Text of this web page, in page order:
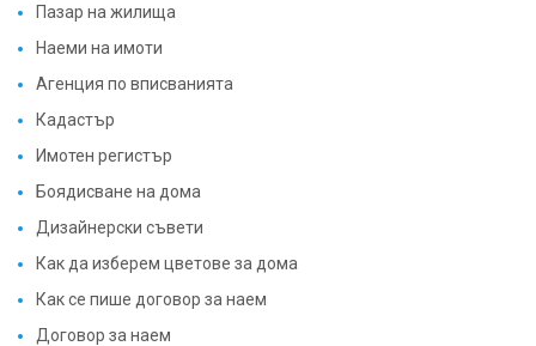
Пазар на жилища
Наеми на имоти
Агенция по вписванията
Кадастър
Имотен регистър
Боядисване на дома
Дизайнерски съвети
Как да изберем цветове за дома
Как се пише договор за наем
Договор за наем